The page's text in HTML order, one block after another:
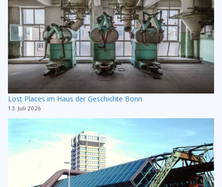
Lost Places im Haus der Geschichte Bonn
13. Juli 2026